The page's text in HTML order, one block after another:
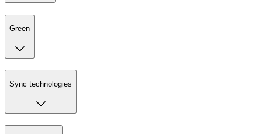
Green
Sync technologies